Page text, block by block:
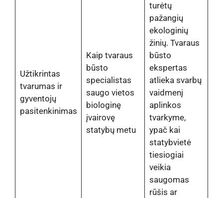
Užtikrintas
tvarumas ir
gyventojų
pasitenkinimas
Kaip tvaraus
būsto
specialistas
saugo vietos
biologinę
įvairovę
statybų metu
turėtų
pažangių
ekologinių
žinių. Tvaraus
būsto
ekspertas
atlieka svarbų
vaidmenį
aplinkos
tvarkyme,
ypač kai
statybvietė
tiesiogiai
veikia
saugomas
rūšis ar